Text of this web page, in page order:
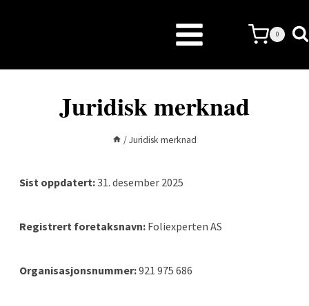
0
Juridisk merknad
/Juridisk merknad
Sist oppdatert:31. desember 2025
Registrert foretaksnavn: Foliexperten AS
Organisasjonsnummer:921 975 686